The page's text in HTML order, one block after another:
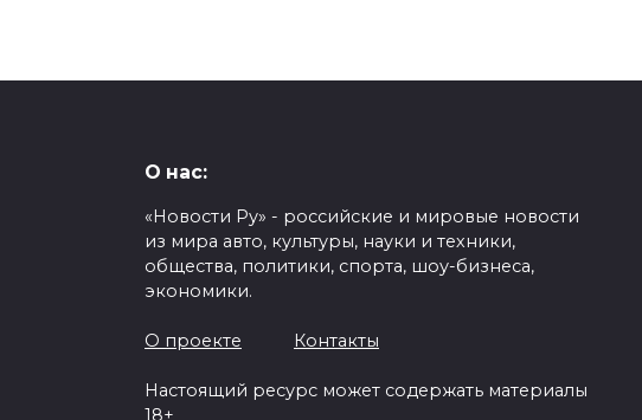
О нас:
«Новости Ру» - российские и мировые новости
из мира авто, культуры, науки и техники,
общества, политики, спорта, шоу-бизнеса,
экономики.
О проекте Контакты
Настоящий ресурс может содержать материалы
18+